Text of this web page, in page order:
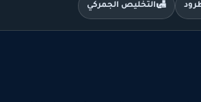
🛃التخليص الجمركي